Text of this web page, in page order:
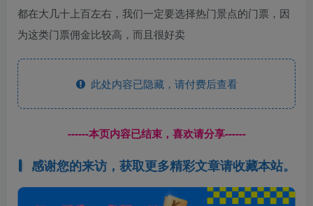
都在大几十上百左右，我们一定要选择热门景点的门票，因
为这类门票佣金比较高，而且很好卖
此处内容已隐藏，请付费后查看
------本页内容已结束，喜欢请分享------
感谢您的来访，获取更多精彩文章请收藏本站。